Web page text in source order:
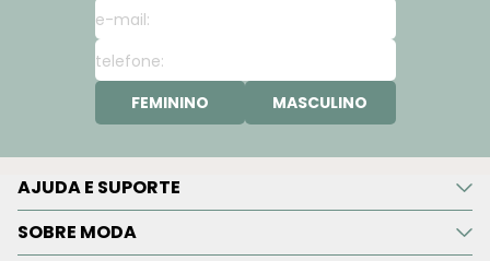
FEMININO MASCULINO
AJUDA E SUPORTE
SOBRE MODA